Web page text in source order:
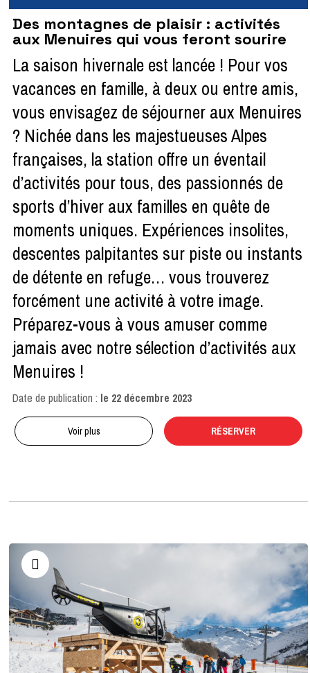
Des montagnes de plaisir : activités
aux Menuires qui vous feront sourire
La saison hivernale est lancée ! Pour vos
vacances en famille, à deux ou entre amis,
vous envisagez de séjourner aux Menuires
? Nichée dans les majestueuses Alpes
françaises, la station offre un éventail
d’activités pour tous, des passionnés de
sports d’hiver aux familles en quête de
moments uniques. Expériences insolites,
descentes palpitantes sur piste ou instants
de détente en refuge… vous trouverez
forcément une activité à votre image.
Préparez-vous à vous amuser comme
jamais avec notre sélection d’activités aux
Menuires !
Date de publication : le 22 décembre 2023
Voir plus RÉSERVER